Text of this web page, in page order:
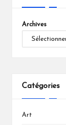
Archives
Catégories
Art